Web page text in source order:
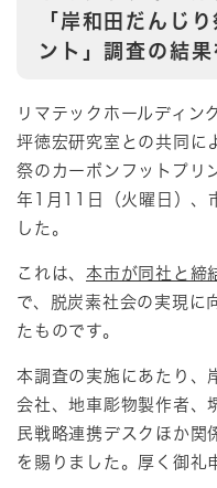
「岸和田だんじ
ント」調査の結
リマテックホールディン
坪徳宏研究室との共同に
祭のカーボンフットプ
年1月11日（火曜日）、
した。
これは、 本市が同社と締
で、脱炭素社会の実現に
たものです。
本調査の実施にあたり、
会社、地車彫物製作者、
民戦略連携デスクほか関
を賜りました。厚く御礼